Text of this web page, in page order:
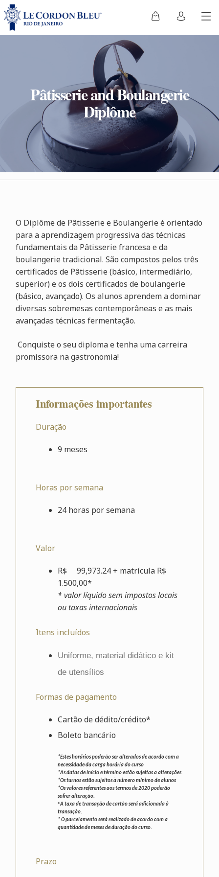
Pâtisserie and Boulangerie
Diplôme
O Diplôme de Pâtisserie e Boulangerie é orientado
para a aprendizagem progressiva das técnicas
fundamentais da Pâtisserie francesa e da
boulangerie tradicional. São compostos pelos três
certificados de Pâtisserie (básico, intermediário,
superior) e os dois certificados de boulangerie
(básico, avançado). Os alunos aprendem a dominar
diversas sobremesas contemporâneas e as mais
avançadas técnicas fermentação.
Conquiste o seu diploma e tenha uma carreira
promissora na gastronomia!
Informações importantes
Duração
9 meses
Horas por semana
24 horas por semana
Valor
R$ 99,973.24+ matrícula R$
1.500,00*
* valor líquido sem impostos locais
ou taxas internacionais
Itens incluídos
Uniforme, material didático e kit
de utensílios
Formas de pagamento
Cartão de dédito/crédito*
Boleto bancário
*Estes horários poderão ser alterados de acordo com a
necessidade da carga horária do curso
*As datas de início e término estão sujeitas a alterações.
*Os turnos estão sujeitos à número mínimo de alunos
*Os valores referentes aos termos de 2020 poderão
sofrer alteração.
*A taxa de transação de cartão será adicionada à
transação.
* O parcelamento será realizado de acordo com a
quantidade de meses de duração do curso.
Prazo